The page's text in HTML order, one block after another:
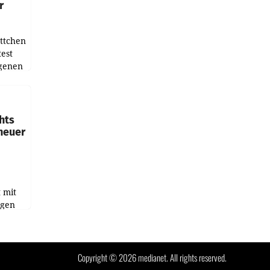
mit
sich
Copyright © 2026 medianet. All rights reserved.